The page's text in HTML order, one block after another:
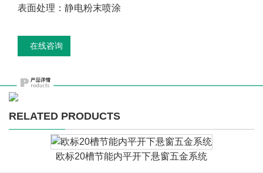
表面处理：静电粉末喷涂
在线咨询
RELATED PRODUCTS
欧标20槽节能内平开下悬窗五金系统